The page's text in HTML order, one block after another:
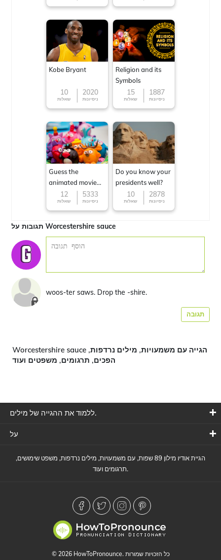
Kobe Bryant
10
שאלות
2020
ניסיונות
Religion and its
Symbols
15
שאלות
1887
ניסיונות
Guess the
animated movie
character
12
שאלות
5333
ניסיונות
Do you know your
presidents well?
10
שאלות
2878
ניסיונות
תגובות על Worcestershire sauce
woos-ter saws. Drop the -shire.
תגובה
Worcestershire sauce הגייה עם משמעויות, מילים נרדפות,
הפכים, תרגומים, משפטים ועוד
ללמוד את ההגייה של מילים.
על
הגיית אודיו מילון 89 שפות, עם משמעויות, מילים נרדפות, משפט שימושים,
תרגומים ועוד.
© 2026 HowToPronounce. כל הזכויות שמורות